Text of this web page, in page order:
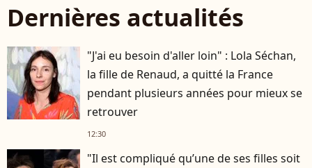
Dernières actualités
"J'ai eu besoin d'aller loin" : Lola Séchan,
la fille de Renaud, a quitté la France
pendant plusieurs années pour mieux se
retrouver
12:30
"Il est compliqué qu’une de ses filles soit